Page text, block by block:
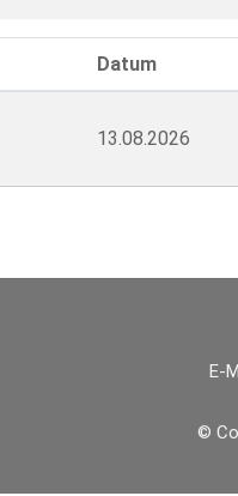
Datum
13.08.2026
E-
©